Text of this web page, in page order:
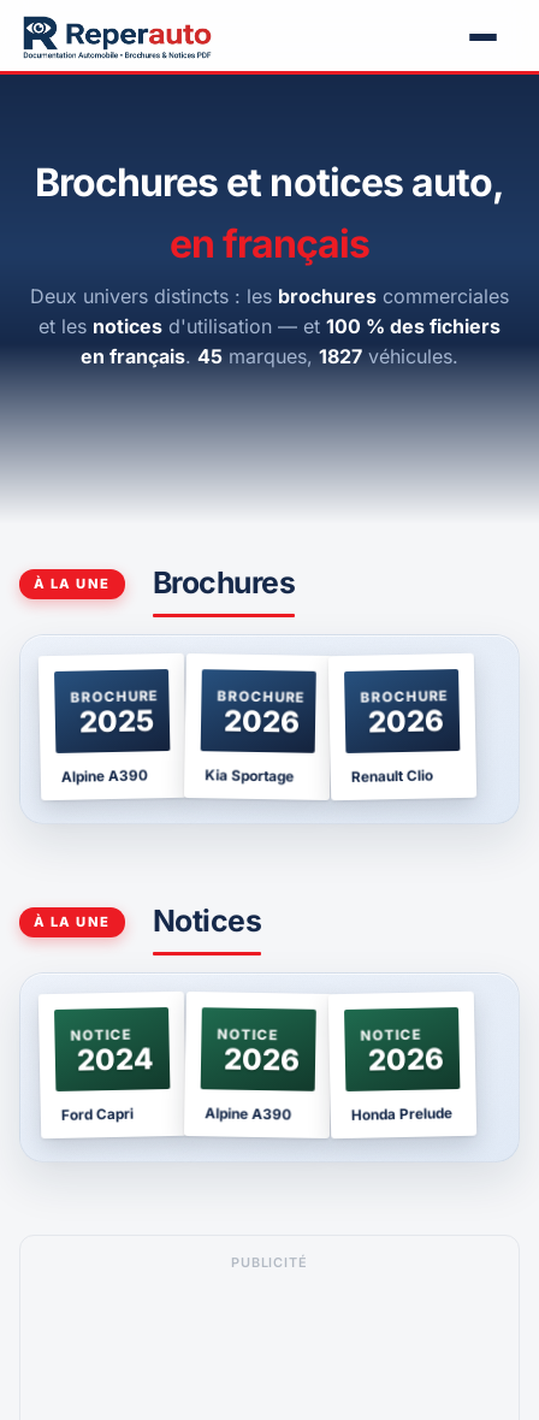
Brochures et notices auto,
en français
Deux univers distincts : les brochures commerciales
et les notices d'utilisation — et 100 % des fichiers
en français. 45 marques, 1827 véhicules.
À LA UNE Brochures
BROCHURE
2025
Alpine A390
BROCHURE
2026
Kia Sportage
BROCHURE
2026
Renault Clio
À LA UNE Notices
NOTICE
2024
Ford Capri
NOTICE
2026
Alpine A390
NOTICE
2026
Honda Prelude
PUBLICITÉ